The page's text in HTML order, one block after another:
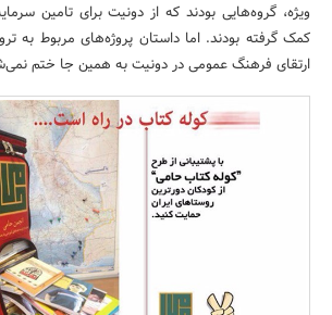
ویژه، گروه‌هایی بودند که از دونیت برای تامین
کمک گرفته بودند. اما داستان پروژه‌های مربوط به
ارتقای فرهنگ عمومی در دونیت به همین جا ختم